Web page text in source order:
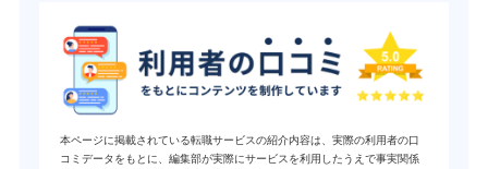
本ページに掲載されている転職サービスの紹介内容は、実際の利用者の口
コミデータをもとに、編集部が実際にサービスを利用したうえで事実関係